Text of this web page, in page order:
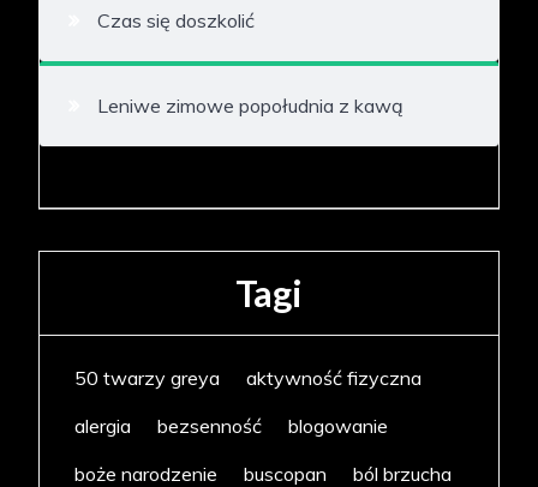
Czas się doszkolić
Leniwe zimowe popołudnia z kawą
Tagi
50 twarzy greya
aktywność fizyczna
alergia
bezsenność
blogowanie
boże narodzenie
buscopan
ból brzucha